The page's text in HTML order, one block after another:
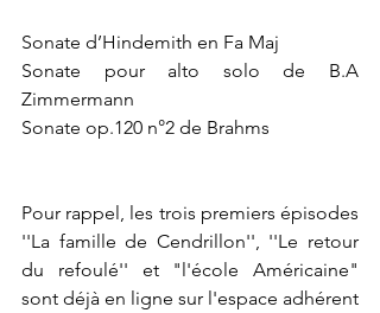
Sonate d’Hindemith en Fa Maj
Sonate pour alto solo de B.A
Zimmermann
Sonate op.120 n°2 de Brahms
Pour rappel, les trois premiers épisodes
''La famille de Cendrillon'', ''Le retour
du refoulé'' et "l'école Américaine"
sont déjà en ligne sur l'espace adhérent